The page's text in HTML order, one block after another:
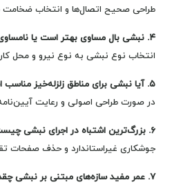
طراحی صحیح اتصال‌ها و انتخاب
۴. نبشی بال مساوی بهتر است یا نامساوی؟
انتخاب نوع نبشی به نوع نیرو و محل
۵. آیا نبشی برای مناطق زلزله‌خیز مناسب است؟
در صورت طراحی اصولی و رعایت آیین‌نامه
۶. بزرگ‌ترین اشتباه در اجرای نبشی چیست؟
جوشکاری غیراستاندارد و حذف صفحات
۷. عمر مفید سازه‌های مبتنی بر نبشی چقدر است؟